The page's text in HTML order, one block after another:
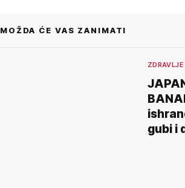
MOŽDA ĆE VAS ZANIMATI
gubi i